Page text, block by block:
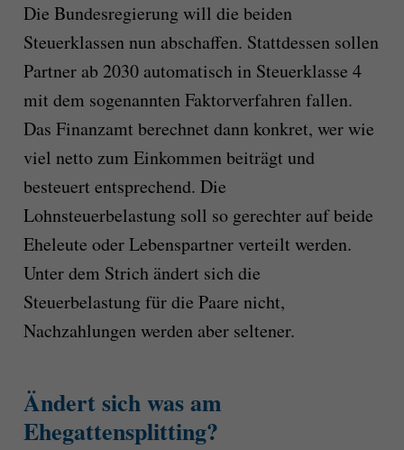
Die Bundesregierung will die beiden
Steuerklassen nun abschaffen. Stattdessen sollen
Partner ab 2030 automatisch in Steuerklasse 4
mit dem sogenannten Faktorverfahren fallen.
Das Finanzamt berechnet dann konkret, wer wie
viel netto zum Einkommen beiträgt und
besteuert entsprechend. Die
Lohnsteuerbelastung soll so gerechter auf beide
Eheleute oder Lebenspartner verteilt werden.
Unter dem Strich ändert sich die
Steuerbelastung für die Paare nicht,
Nachzahlungen werden aber seltener.
Ändert sich was am
Ehegattensplitting?